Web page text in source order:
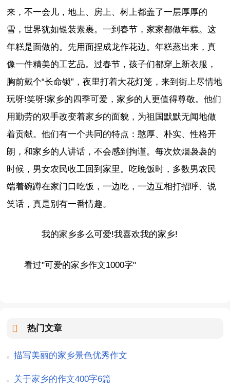
来，不一会儿，地上、房上、树上都盖了一层厚厚的
雪，世界犹如银装素裹。一到春节，家家都做年糕。这
年糕是面做的。先用面捏成龙作花边。年糕蒸出来，真
像一件精美的工艺品。过春节，孩子们都穿上新衣服，
胸前戴个“长命锁”，夜里打着大花灯笼，来到街上尽情地
玩呀!笑呀!家乡的四季可爱，家乡的人更值得尊敬。他们
用勤劳的双手改变着家乡的面貌，为祖国默默无闻地做
着贡献。他们有一个共同的特点：憨厚、朴实、性格开
朗，和家乡的人讲话，不会感到拘谨。每次炊烟袅袅的
时候，男女农民收工回到家里。吃晚饭时，多数男农民
端着碗蹲在家门口吃饭，一边吃，一边互相打招呼、说
笑话，真是别有一番情趣。
我的家乡多么可爱!我喜欢我的家乡!
看过"可爱的家乡作文1000字"
热门文章
描写美丽的家乡景色优秀作文
关于家乡的作文400字6篇